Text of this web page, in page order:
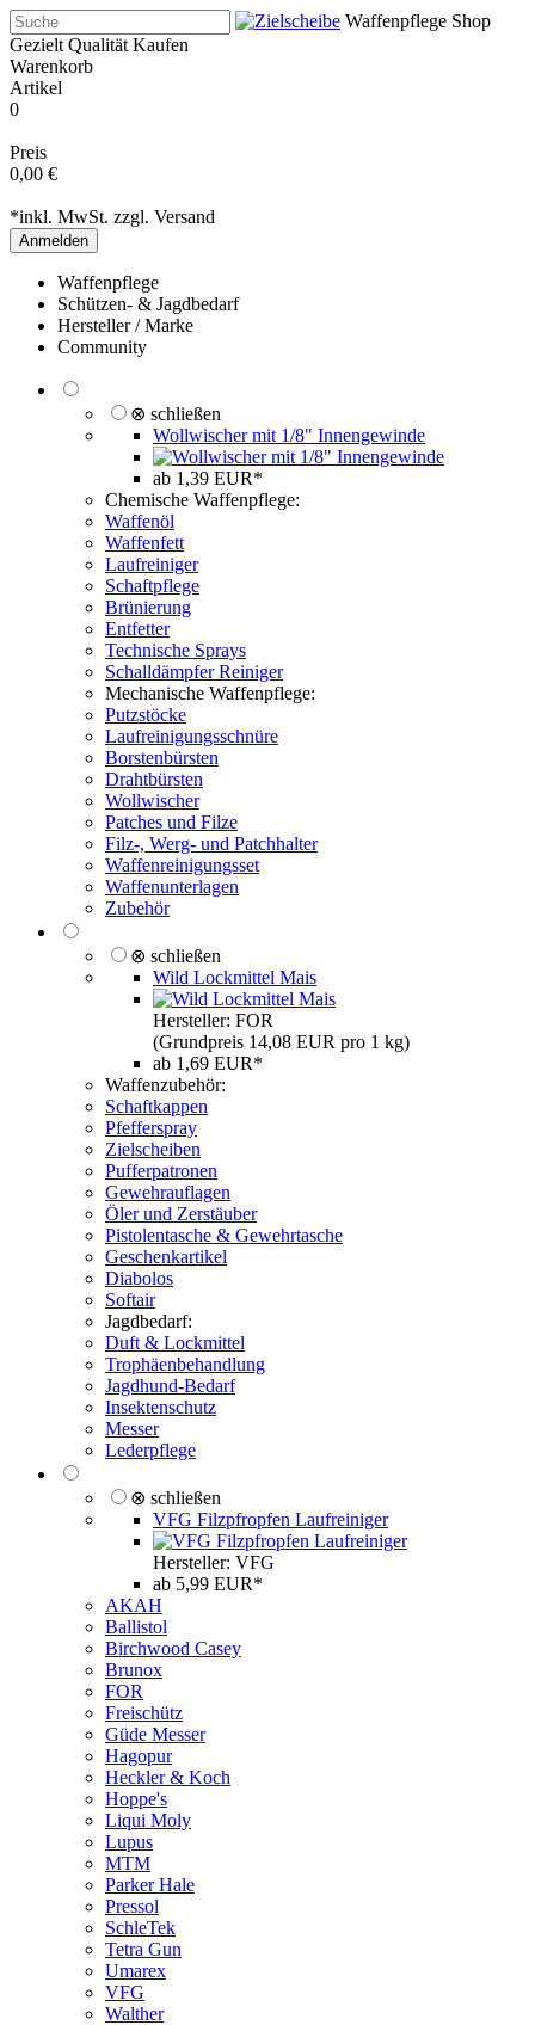
Waffenpflege Shop
Gezielt Qualität Kaufen
Warenkorb
Artikel
0
Preis
0,00 €
*inkl. MwSt. zzgl. Versand
Anmelden
Waffenpflege
Schützen- & Jagdbedarf
Hersteller / Marke
Community
⊗ schließen
Wollwischer mit 1/8" Innengewinde
ab 1,39 EUR*
Chemische Waffenpflege:
Waffenöl
Waffenfett
Laufreiniger
Schaftpflege
Brünierung
Entfetter
Technische Sprays
Schalldämpfer Reiniger
Mechanische Waffenpflege:
Putzstöcke
Laufreinigungsschnüre
Borstenbürsten
Drahtbürsten
Wollwischer
Patches und Filze
Filz-, Werg- und Patchhalter
Waffenreinigungsset
Waffenunterlagen
Zubehör
⊗ schließen
Wild Lockmittel Mais
Hersteller: FOR
(Grundpreis 14,08 EUR pro 1 kg)
ab 1,69 EUR*
Waffenzubehör:
Schaftkappen
Pfefferspray
Zielscheiben
Pufferpatronen
Gewehrauflagen
Öler und Zerstäuber
Pistolentasche & Gewehrtasche
Geschenkartikel
Diabolos
Softair
Jagdbedarf:
Duft & Lockmittel
Trophäenbehandlung
Jagdhund-Bedarf
Insektenschutz
Messer
Lederpflege
⊗ schließen
VFG Filzpfropfen Laufreiniger
Hersteller: VFG
ab 5,99 EUR*
AKAH
Ballistol
Birchwood Casey
Brunox
FOR
Freischütz
Güde Messer
Hagopur
Heckler & Koch
Hoppe's
Liqui Moly
Lupus
MTM
Parker Hale
Pressol
SchleTek
Tetra Gun
Umarex
VFG
Walther